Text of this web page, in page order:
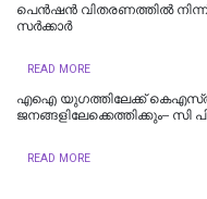
പെൻഷൻ വിതരണത്തിൽ
സർക്കാർ
READ MORE
എഐ യുഗത്തിലേക്ക്
ജനങ്ങളിലേക്കെത്തിക്കും– സി
READ MORE